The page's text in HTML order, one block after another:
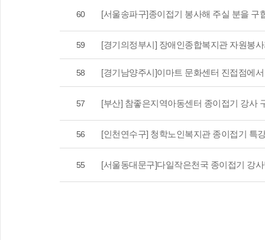
60 [서울송파구]종이접기 봉사해 주실 분을 구
59 [경기의정부시] 장애인종합복지관 자원봉
58 [경기남양주시]이마트 문화센터 진접점에
57 [부산] 참좋은지역아동센터 종이접기 강사
56 [인천연수구] 청학노인복지관 종이접기 특
55 [서울동대문구]다일작은천국 종이접기 강